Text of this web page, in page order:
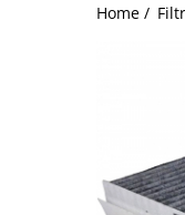
Produse cosmetica
Produse Sonax
Home /